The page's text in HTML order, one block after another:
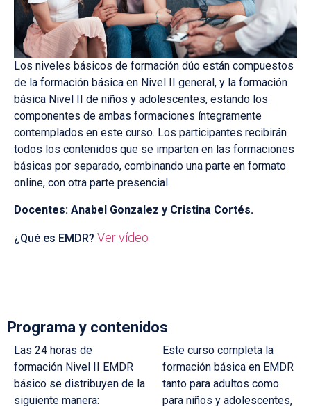
Los niveles básicos de formación dúo están compuestos
de la formación básica en Nivel II general, y la formación
básica Nivel II de niños y adolescentes, estando los
componentes de ambas formaciones íntegramente
contemplados en este curso. Los participantes recibirán
todos los contenidos que se imparten en las formaciones
básicas por separado, combinando una parte en formato
online, con otra parte presencial.
Docentes: Anabel Gonzalez y Cristina Cortés.
¿Qué es EMDR? Ver vídeo
Programa y contenidos
Las 24 horas de
formación Nivel II EMDR
básico se distribuyen de la
siguiente manera:
Este curso completa la
formación básica en EMDR
tanto para adultos como
para niños y adolescentes,